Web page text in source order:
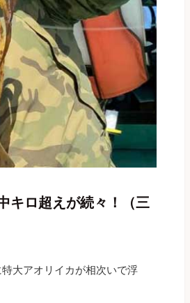
キロ超えが続々！（三
大アオリイカが相次いで浮